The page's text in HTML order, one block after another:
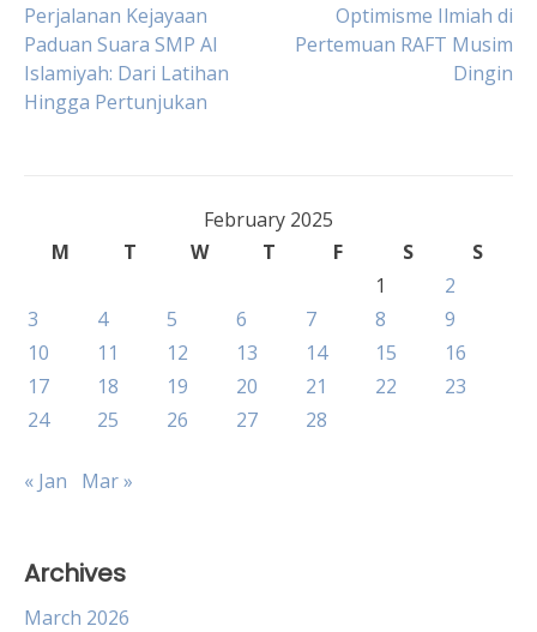
Post
navigation
Perjalanan Kejayaan
Paduan Suara SMP Al
Islamiyah: Dari Latihan
Hingga Pertunjukan
Optimisme Ilmiah di
Pertemuan RAFT Musim
Dingin
February 2025
M
T W T F S
S
1
2
3
4 5 6 7 8
9
10
11 12 13 14 15
16
17
18 19 20 21 22
23
24
25 26 27 28
« Jan Mar »
Archives
March 2026